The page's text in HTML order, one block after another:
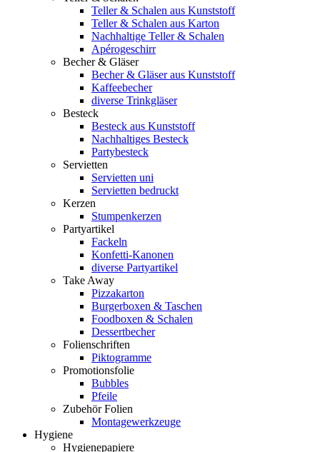
Teller & Schalen aus Kunststoff
Teller & Schalen aus Karton
Nachhaltige Teller & Schalen
Apérogeschirr
Becher & Gläser
Becher & Gläser aus Kunststoff
Kaffeebecher
diverse Trinkgläser
Besteck
Besteck aus Kunststoff
Nachhaltiges Besteck
Partybesteck
Servietten
Servietten uni
Servietten bedruckt
Kerzen
Stumpenkerzen
Partyartikel
Fackeln
Konfetti-Kanonen
diverse Partyartikel
Take Away
Pizzakarton
Burgerboxen & Taschen
Foodboxen & Schalen
Dessertbecher
Folienschriften
Piktogramme
Promotionsfolie
Bubbles
Pfeile
Zubehör Folien
Montagewerkzeuge
Hygiene
Hygienepapiere